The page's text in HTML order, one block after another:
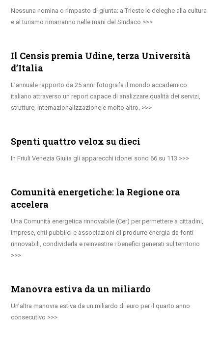
Nessuna nomina o rimpasto di giunta: a Trieste le deleghe alla cultura
e al turismo rimarranno nelle mani del Sindaco
Il Censis premia Udine, terza Università
d’Italia
L’annuale rapporto da 25 anni fotografa il mondo accademico
italiano attraverso un report capace di analizzare qualità dei servizi,
strutture, internazionalizzazione e molto altro.
Spenti quattro velox su dieci
In Friuli Venezia Giulia gli apparecchi idonei sono 66 su 113
Comunità energetiche: la Regione ora
accelera
Una Comunità energetica rinnovabile (Cer) per permettere a cittadini,
imprese, enti pubblici e associazioni di produrre energia da fonti
rinnovabili, condividerla e reinvestire i benefici generati sul territorio
Manovra estiva da un miliardo
Un’altra manovra estiva da un miliardo di euro per il quarto anno
consecutivo